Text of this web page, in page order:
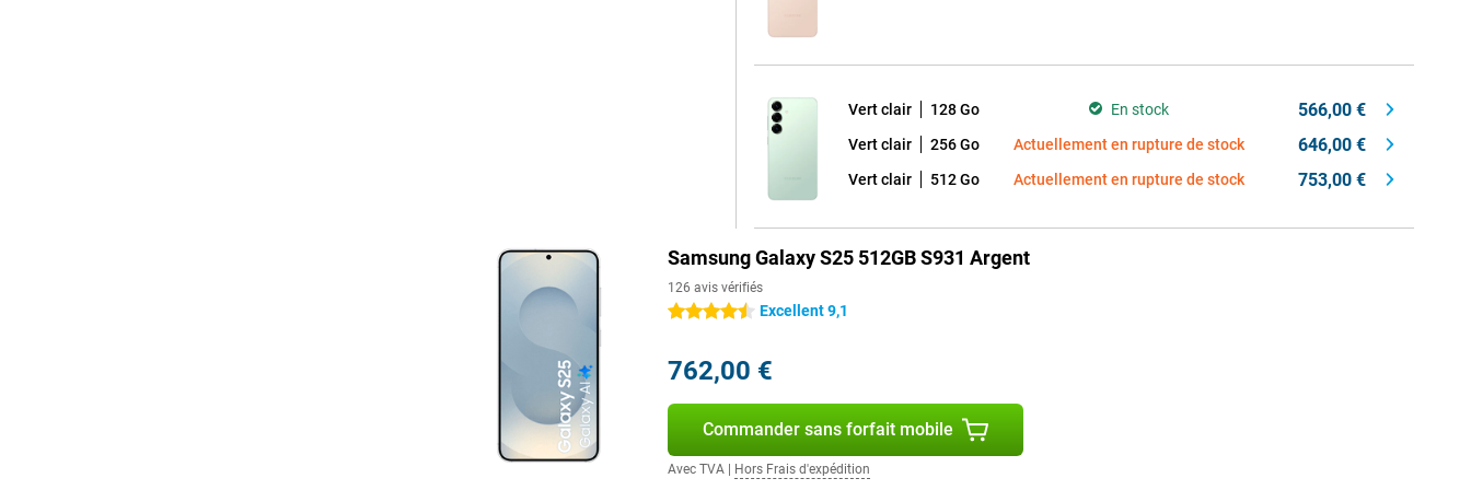
Le Samsung Galaxy S25 512GB S931 Silver est livré avec Android 15 et la coque One UI 7 de
Samsung. De plus, avec ce smartphone, vous pouvez être sûr d'utiliser votre appareil sans souci
pendant des années. En effet, il reçoit pas moins de sept mises à jour Android et sept ans de mises
à jour de sécurité. Grâce aux mises à jour d'Android, vous disposerez toujours de la dernière
version d'Android et donc des dernières fonctionnalités. Les mises à jour de sécurité garantissent
l'absence de pirates informatiques et la sécurité de toutes les données contenues dans votre
Vert clair 128 Go En stock 566,00 €
Vert clair 256 Go Actuellement en rupture de stock 646,00 €
Vert clair 512 Go Actuellement en rupture de stock 753,00 €
Samsung Galaxy S25 512GB S931 Argent
126 avis vérifiés
4.5 étoilesExcellent 9,1
762,00 €
Commander sans forfait mobile
Avec TVA| Hors Frais d'expédition